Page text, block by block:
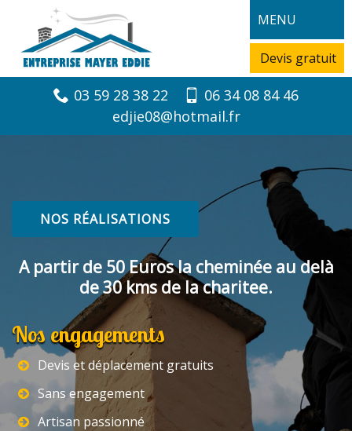
MENU
Devis gratuit
03 59 28 38 22
06 34 08 84 46
edjie08@hotmail.fr
NOS RÉALISATIONS
A partir de 50 Euros la cheminée au delà
de 30 kms de la charitee.
Nos engagements
Devis et déplacement gratuits
Sans engagement
Artisan passionné